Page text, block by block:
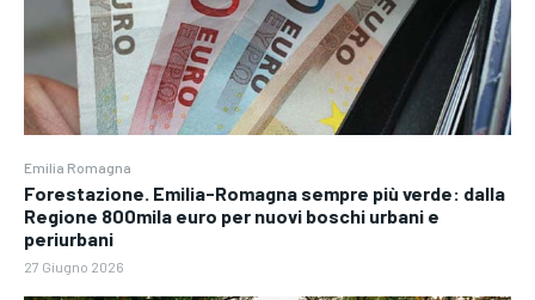
Emilia Romagna
Forestazione. Emilia-Romagna sempre più verde: dalla
Regione 800mila euro per nuovi boschi urbani e
periurbani
27 Giugno 2026